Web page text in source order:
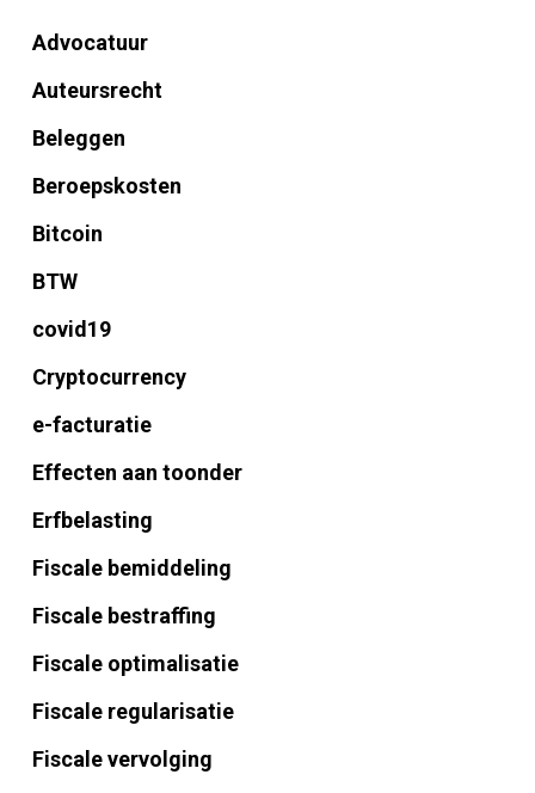
Advocatuur
Auteursrecht
Beleggen
Beroepskosten
Bitcoin
BTW
covid19
Cryptocurrency
e-facturatie
Effecten aan toonder
Erfbelasting
Fiscale bemiddeling
Fiscale bestraffing
Fiscale optimalisatie
Fiscale regularisatie
Fiscale vervolging